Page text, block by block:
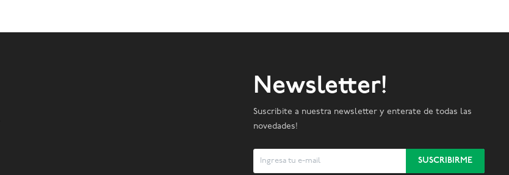
Newsletter!
Suscribite a nuestra newsletter y enterate de todas las
novedades!
SUSCRIBIRME